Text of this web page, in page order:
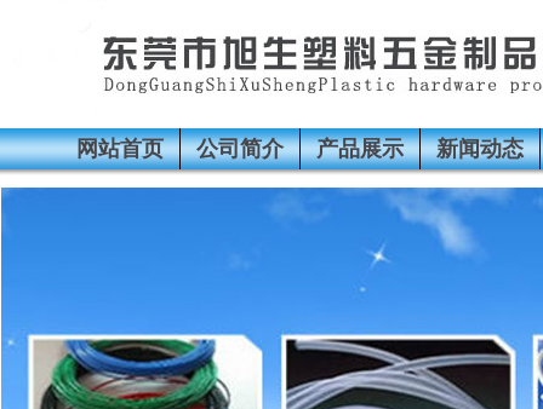
网站首页 公司简介 产品展示 新闻动态